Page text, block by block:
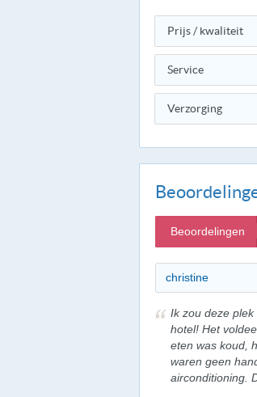
Prijs / kwaliteit
Service
Verzorging
Beoordelingen
christine
Ik zou deze
hotel! Het
eten was koud,
waren geen
airconditioning.